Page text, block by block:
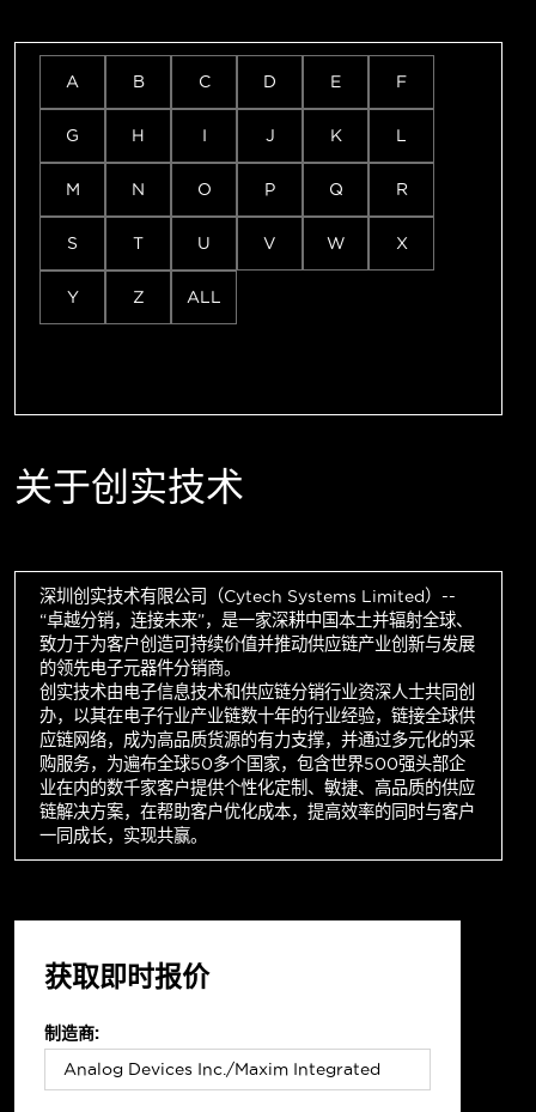
A B C D E F
G H I J K L
M N O P Q R
S T U V W X
Y Z ALL
关于创实技术
深圳创实技术有限公司（Cytech Systems Limited）--
“卓越分销，连接未来”，是一家深耕中国本土并辐射全球、
致力于为客户创造可持续价值并推动供应链产业创新与发展
的领先电子元器件分销商。
创实技术由电子信息技术和供应链分销行业资深人士共同创
办，以其在电子行业产业链数十年的行业经验，链接全球供
应链网络，成为高品质货源的有力支撑，并通过多元化的采
购服务，为遍布全球50多个国家，包含世界500强头部企
业在内的数千家客户提供个性化定制、敏捷、高品质的供应
链解决方案，在帮助客户优化成本，提高效率的同时与客户
一同成长，实现共赢。
获取即时报价
制造商: